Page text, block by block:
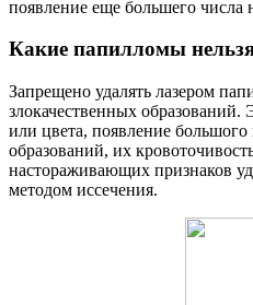
появление еще большего числа
Какие папилломы
Запрещено удалять лазером
злокачественных
или цвета, появление большого
образований, их
настораживающих признаков
методом иссечения.